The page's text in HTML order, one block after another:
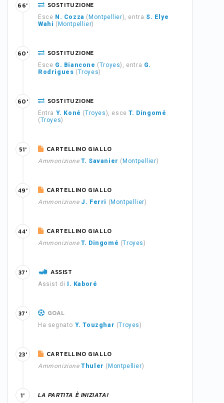
SOSTITUZIONE
Esce N. Cozza ( Montpellier), entra S. Elye
Wahi ( Montpellier)
66'
SOSTITUZIONE
Esce G. Biancone (Troyes), entra G.
Rodrigues (Troyes)
60'
SOSTITUZIONE
Entra Y. Koné (Troyes), esceT. Dingomé
(Troyes)
60'
CARTELLINO GIALLO
Ammonizione T. Savanier ( Montpellier)
51'
CARTELLINO GIALLO
Ammonizione J. Ferri ( Montpellier)
49'
CARTELLINO GIALLO
Ammonizione T. Dingomé (Troyes)
44'
ASSIST
Assist di I. Kaboré
37'
GOAL
Ha segnato Y. Touzghar (Troyes)
37'
CARTELLINO GIALLO
Ammonizione Thuler ( Montpellier)
23'
LA PARTITA È INIZIATA!
1'